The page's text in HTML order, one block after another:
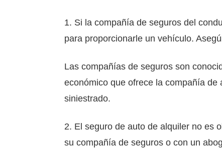
1. Si la compañía de seguros del
para proporcionarle un vehículo.
Las compañías de seguros son
económico que ofrece la compañía
siniestrado.
2. El seguro de auto de alquiler no es
su compañía de seguros o con un